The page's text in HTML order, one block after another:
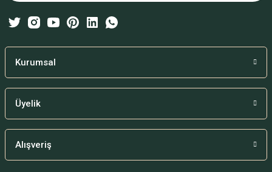
Bu ürüne benzer farklı alternatifler olmalı.
Kurumsal
Üyelik
Alışveriş